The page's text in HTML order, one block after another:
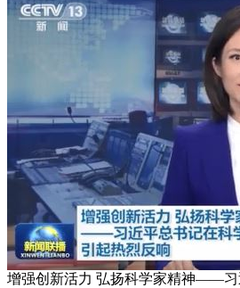
增强创新活力 弘扬科学家精神——习